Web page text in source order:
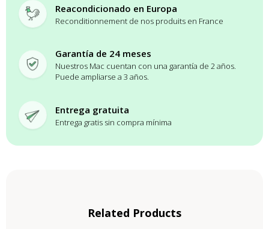
Reacondicionado en Europa
Reconditionnement de nos produits en France
Garantía de 24 meses
Nuestros Mac cuentan con una garantía de 2 años.
Puede ampliarse a 3 años.
Entrega gratuita
Entrega gratis sin compra mínima
Related Products